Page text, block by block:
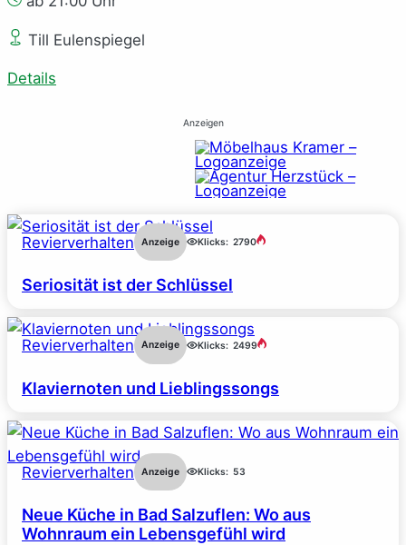
Till Eulenspiegel
Details
Anzeigen
Revierverhalten Anzeige Klicks: 2790
Seriosität ist der Schlüssel
Revierverhalten Anzeige Klicks: 2499
Klaviernoten und Lieblingssongs
Revierverhalten Anzeige Klicks: 53
Neue Küche in Bad Salzuflen: Wo aus
Wohnraum ein Lebensgefühl wird